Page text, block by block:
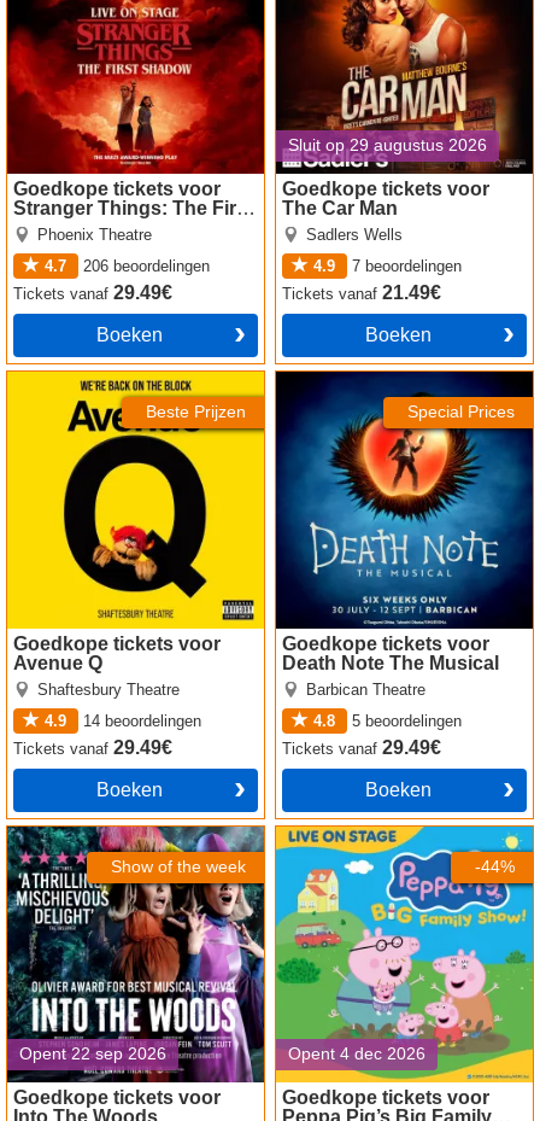
Goedkope tickets voor
Stranger Things: The First
Shadow
Phoenix Theatre
4.7
206 beoordelingen
Tickets vanaf 29.49€
Boeken
Sluit op 29 augustus 2026
Goedkope tickets voor
The Car Man
Sadlers Wells
4.9
7 beoordelingen
Ticketsvanaf21.49€
Boeken
Beste Prijzen
Goedkope tickets voor
Avenue Q
Shaftesbury Theatre
4.9
14 beoordelingen
Tickets vanaf 29.49€
Boeken
Avenue Q tickets
Special Prices
Goedkope tickets voor
Death Note The Musical
Barbican Theatre
4.8
5 beoordelingen
Ticketsvanaf29.49€
Boeken
Death Note The Musical
tickets
Show of the week
Opent 22 sep 2026
Goedkope tickets voor
Into The Woods tickets
-44%
Opent 4 dec 2026
Goedkope tickets voor
Peppa Pig’s Big Family
Show! tickets